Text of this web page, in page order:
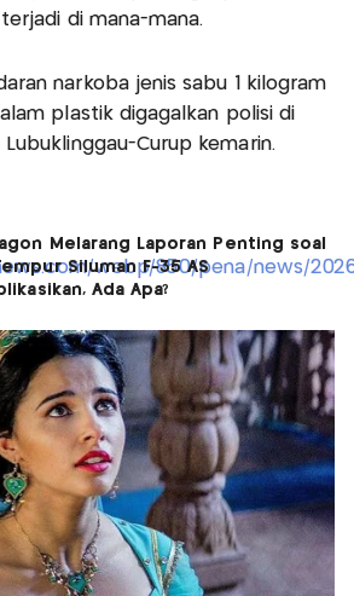
di mana-mana.
narkoba jenis sabu 1 kilogram
plastik digagalkan polisi di
Curup kemarin.
Melarang Laporan Penting soal
Siluman F-35 AS
Ada Apa?